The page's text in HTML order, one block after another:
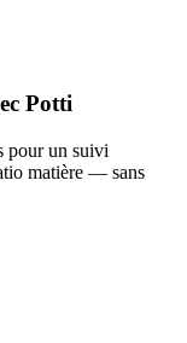
Potti
pour un suivi
matière — sans